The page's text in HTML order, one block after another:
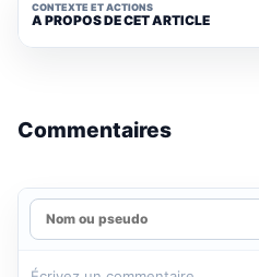
CONTEXTE ET ACTIONS
A PROPOS DE CET ARTICLE
Commentaires